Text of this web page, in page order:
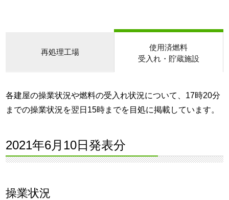
再処理工場
使用済燃料
受入れ・貯蔵施設
各建屋の操業状況や燃料の受入れ状況について、17時20分
までの操業状況を翌日15時までを目処に掲載しています。
2021年6月10日発表分
操業状況